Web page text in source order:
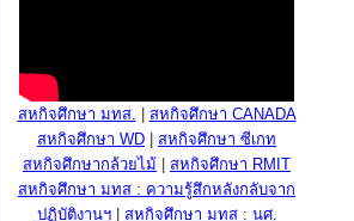
สหกิจศึกษา มทส.
สหกิจศึกษา CANADA
สหกิจศึกษา WD
สหกิจศึกษา ซีเกท
สหกิจศึกษากล้วยไม้
สหกิจศึกษา RMIT
สหกิจศึกษา มทส : ความรู้สึกหลังกลับจาก
ปฏิบัติงานฯ| สหกิจศึกษา มทส : นศ.